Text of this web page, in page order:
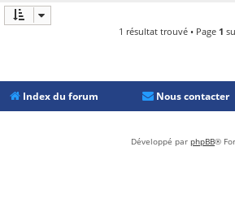
1 résultat trouvé • Page 1
Index du forum Nous contacter
Développé par phpBB®